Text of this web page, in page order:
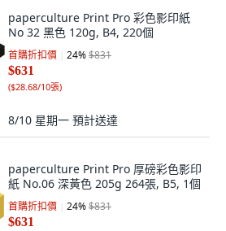
paperculture Print Pro 彩色影印紙
No 32 黑色 120g, B4, 220個
首購折扣價 24%$831
$631
($28.68/10張)
8/10 星期一 預計送達
paperculture Print Pro 厚磅彩色影印
紙 No.06 深黃色 205g 264張, B5, 1個
首購折扣價 24%$831
$631